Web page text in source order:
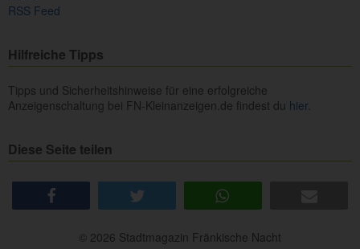
RSS Feed
Hilfreiche Tipps
Tipps und Sicherheitshinweise für eine erfolgreiche
Anzeigenschaltung bei FN-Kleinanzeigen.de findest du hier.
Diese Seite teilen
© 2026 Stadtmagazin Fränkische Nacht